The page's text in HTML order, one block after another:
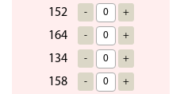
152 - +
164 - +
134 - +
158 - +